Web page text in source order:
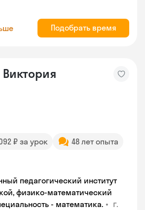
Подобрать время
Виктория
₽ за урок
48 лет опыта
педагогический институт
физико-математический
- математика. • г.